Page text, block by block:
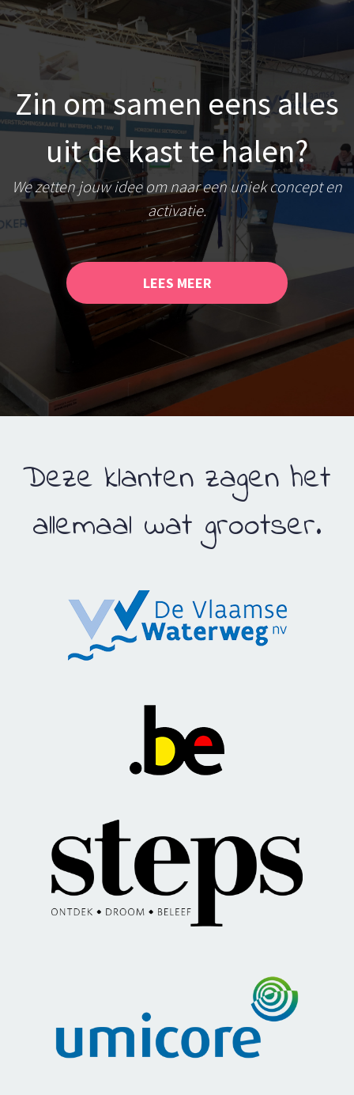
Zin om samen eens alles
uit de kast te halen?
We zetten jouw idee om naar een uniek concept en
activatie.
LEES MEER
Deze klanten zagen het
allemaal wat grootser.